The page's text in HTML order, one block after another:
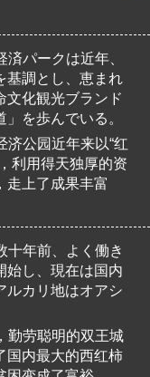
パークは近年、
基調とし、恵まれ
文化観光ブランド
を歩んでいる。
济公园近年来以“红
利用得天独厚的资
走上了成果丰富
十年前、よく働き
始し、現在は国内
ルカリ地はオアシ
勤劳聪明的双王城
国内最大的西红柿